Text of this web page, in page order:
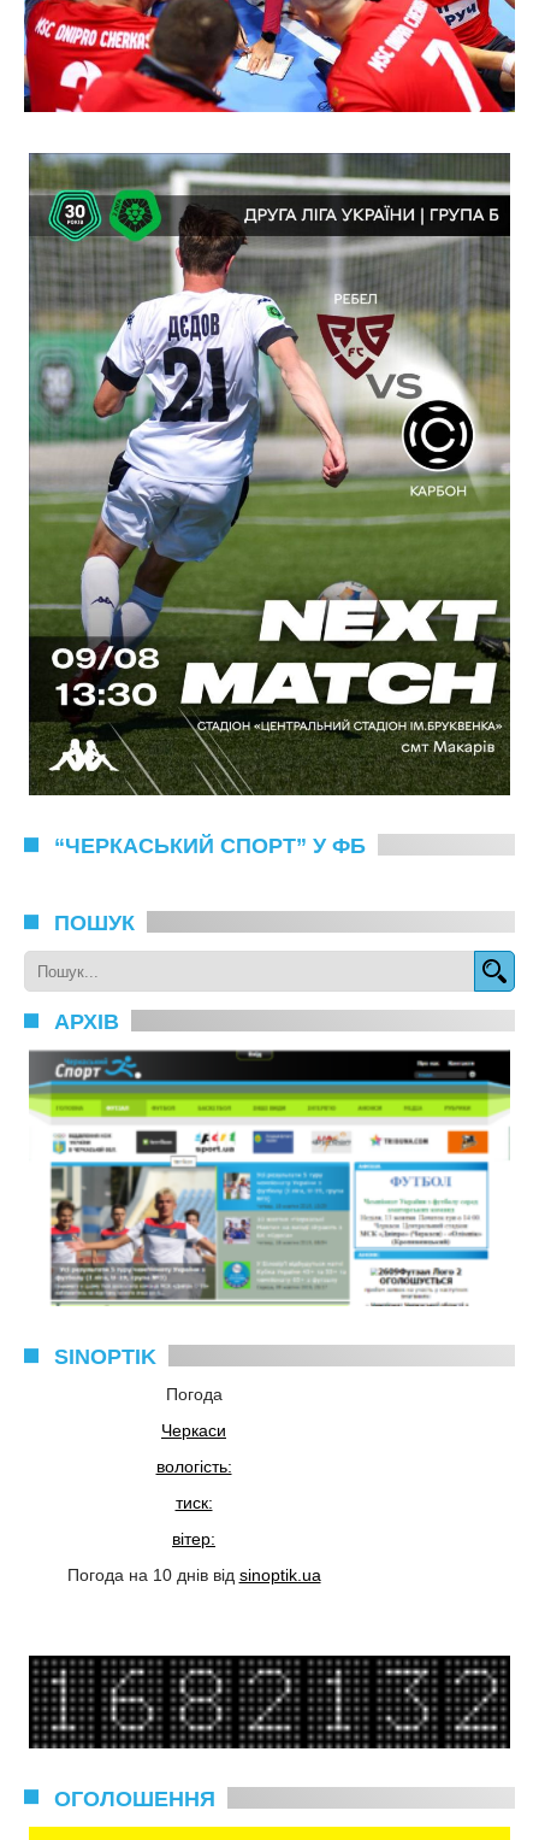
“ЧЕРКАСЬКИЙ СПОРТ” У ФБ
ПОШУК
АРХІВ
SINOPTIK
Погода
Черкаси
вологість:
тиск:
вітер:
Погода на 10 днів від sinoptik.ua
ОГОЛОШЕННЯ